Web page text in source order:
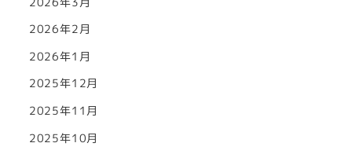
2026年2月
2026年1月
2025年12月
2025年11月
2025年10月